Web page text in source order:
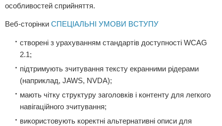
особливостей сприйняття.
Веб-сторінки СПЕЦІАЛЬНІ УМОВИ ВСТУПУ
створені з урахуванням стандартів доступності WCAG
2.1;
підтримують зчитування тексту екранними рідерами
(наприклад, JAWS, NVDA);
мають чітку структуру заголовків і контенту для легкого
навігаційного зчитування;
використовують коректні альтернативні описи для